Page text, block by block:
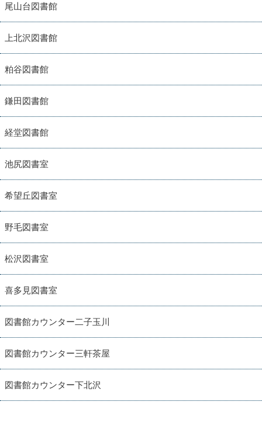
尾山台図書館
上北沢図書館
粕谷図書館
鎌田図書館
経堂図書館
池尻図書室
希望丘図書室
野毛図書室
松沢図書室
喜多見図書室
図書館カウンター二子玉川
図書館カウンター三軒茶屋
図書館カウンター下北沢